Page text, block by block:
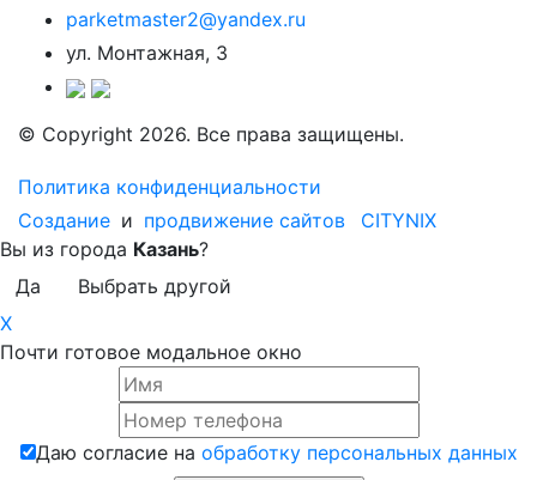
parketmaster2@yandex.ru
ул. Монтажная, 3
© Copyright 2026. Все права защищены.
Политика конфиденциальности
Создание и продвижение сайтов
CITYNIX
Вы из города Казань?
Да
Выбрать другой
X
Почти готовое модальное окно
Даю согласие на обработку персональных данных